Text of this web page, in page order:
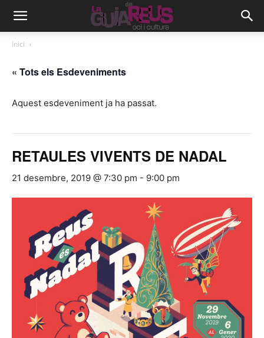
Inici
« Tots els Esdeveniments
Aquest esdeveniment ja ha passat.
RETAULES VIVENTS DE NADAL
21 desembre, 2019 @ 7:30 pm - 9:00 pm